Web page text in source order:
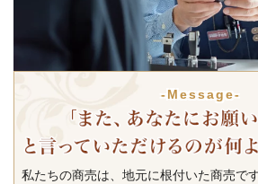
-Message-
私たちの商売は、地元に根付いた商売で